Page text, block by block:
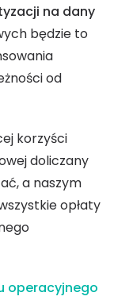
na dany
będzie to
od
korzyści
doliczany
a naszym
opłaty
operacyjnego